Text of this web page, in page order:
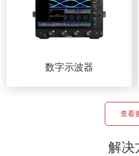
数字示波器
查看
解决